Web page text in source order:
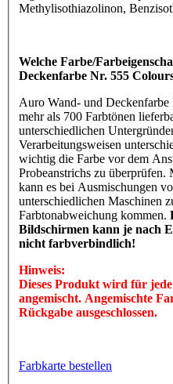
Methylisothiazolinon,
Welche Farbe/
Deckenfarbe Nr. 555
Auro Wand- und
mehr als 700 Farbtönen
unterschiedlichen
Verarbeitungsweisen
wichtig die Farbe vor dem
Probeanstrichs zu überprüfen.
kann es bei Ausmischungen
unterschiedlichen Maschinen
Farbtonabweichung kommen.
Bildschirmen kann je nach
nicht farbverbindlich!
Hinweis:
Dieses Produkt wird für
angemischt. Angemischte
Rückgabe ausgeschlossen.
Farbkarte bestellen